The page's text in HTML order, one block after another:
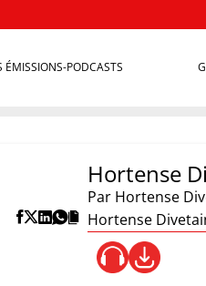
ÉMISSIONS-PODCASTS
Hortense
Par Hortense
Hortense